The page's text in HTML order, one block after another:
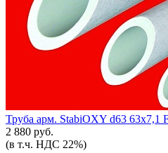
Труба арм. StabiOXY d63 63х7,1
2 880 руб.
(в т.ч. НДС 22%)